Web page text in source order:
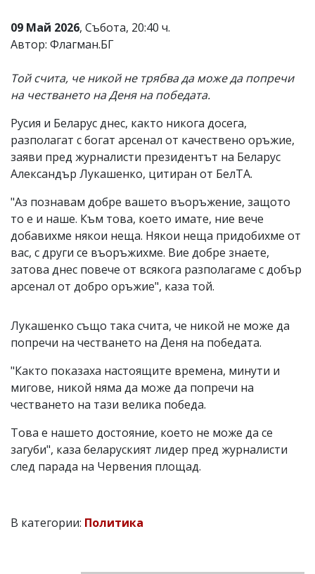
под
статиите
от
читателите
редакцията
не
носи
отговорност
за
тях!
откриете
обиден
вас
коментар,
моля
ни!
09 Май 2026, Събота, 20:40 ч.
Автор: Флагман.БГ
Той счита, че никой не трябва да може да попречи
на честването на Деня на победата.
Русия и Беларус днес, както никога досега,
разполагат с богат арсенал от качествено оръжие,
заяви пред журналисти президентът на Беларус
Александър Лукашенко, цитиран от БелТА.
"Аз познавам добре вашето въоръжение, защото
то е и наше. Към това, което имате, ние вече
добавихме някои неща. Някои неща придобихме от
вас, с други се въоръжихме. Вие добре знаете,
затова днес повече от всякога разполагаме с добър
арсенал от добро оръжие", каза той.
Лукашенко също така счита, че никой не може да
попречи на честването на Деня на победата.
"Както показаха настоящите времена, минути и
мигове, никой няма да може да попречи на
честването на тази велика победа.
Това е нашето достояние, което не може да се
загуби", каза беларуският лидер пред журналисти
след парада на Червения площад.
В категории: Политика